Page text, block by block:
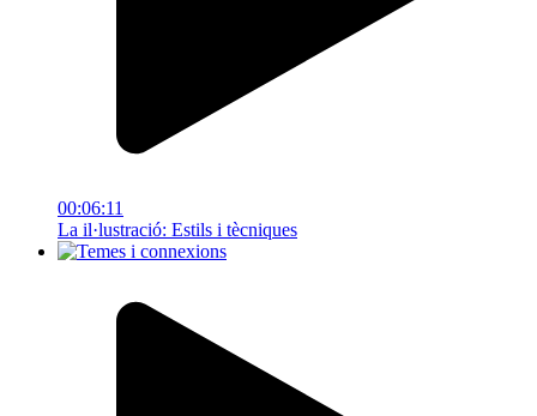
00:06:11
La il·lustració: Estils i tècniques